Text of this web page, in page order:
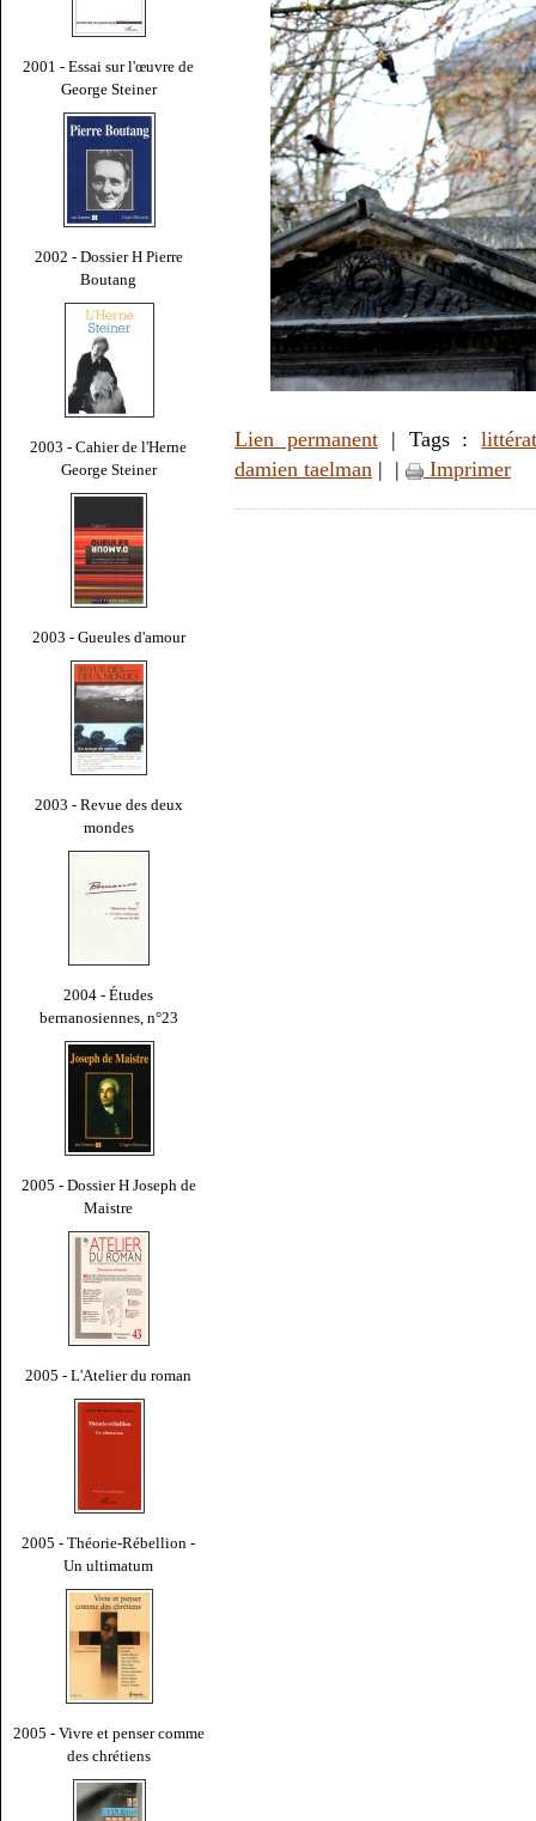
2001 - Essai sur l'œuvre de
George Steiner
2002 - Dossier H Pierre
Boutang
2003 - Cahier de l'Herne
George Steiner
2003 - Gueules d'amour
2003 - Revue des deux
mondes
2004 - Études
bernanosiennes, n°23
2005 - Dossier H Joseph de
Maistre
2005 - L'Atelier du roman
2005 - Théorie-Rébellion -
Un ultimatum
2005 - Vivre et penser comme
des chrétiens
Lien permanent| Tags :
damien taelman | | Imprimer